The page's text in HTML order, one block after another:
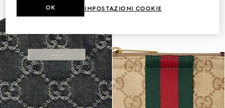
IMPOSTAZIONI COOKIE
OK